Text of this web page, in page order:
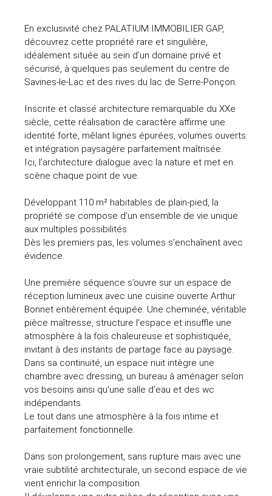
En exclusivité chez PALATIUM IMMOBILIER GAP,
découvrez cette propriété rare et singulière,
idéalement située au sein d’un domaine privé et
sécurisé, à quelques pas seulement du centre de
Savines-le-Lac et des rives du lac de Serre-Ponçon.
Inscrite et classé architecture remarquable du XXe
siècle, cette réalisation de caractère affirme une
identité forte, mêlant lignes épurées, volumes ouverts
et intégration paysagère parfaitement maîtrisée.
Ici, l’architecture dialogue avec la nature et met en
scène chaque point de vue.
Développant 110 m² habitables de plain-pied, la
propriété se compose d’un ensemble de vie unique
aux multiples possibilités.
Dès les premiers pas, les volumes s’enchaînent avec
évidence.
Une première séquence s’ouvre sur un espace de
réception lumineux avec une cuisine ouverte Arthur
Bonnet entièrement équipée. Une cheminée, véritable
pièce maîtresse, structure l’espace et insuffle une
atmosphère à la fois chaleureuse et sophistiquée,
invitant à des instants de partage face au paysage.
Dans sa continuité, un espace nuit intègre une
chambre avec dressing, un bureau à aménager selon
vos besoins ainsi qu'une salle d’eau et des wc
indépendants.
Le tout dans une atmosphère à la fois intime et
parfaitement fonctionnelle.
Dans son prolongement, sans rupture mais avec une
vraie subtilité architecturale, un second espace de vie
vient enrichir la composition.